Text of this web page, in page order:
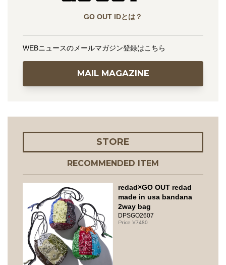
GO OUT IDとは？
WEBニュースのメールマガジン登録はこちら
MAIL MAGAZINE
STORE
RECOMMENDED ITEM
redad×GO OUT redad
made in usa bandana
2way bag
DPSGO2607
7480